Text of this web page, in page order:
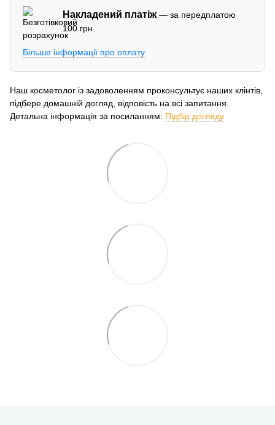
Накладений платіж— за передплатою
100 грн
Більше інформації про оплату
Наш косметолог із задоволенням проконсультує наших клінтів,
підбере домашній догляд, відповість на всі запитання.
Детальна інформація за посиланням: Підбір догляду